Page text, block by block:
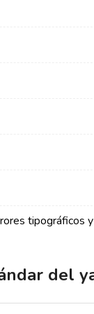
tipográficos
del
Flota
Vela